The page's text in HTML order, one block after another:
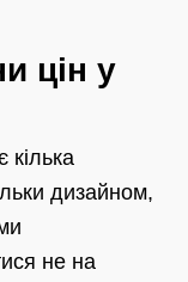
цін у
кілька
дизайном,
не на